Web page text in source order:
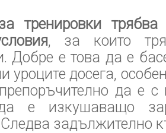
тренировки
, за които
Добре е това да е
уроците досега,
да е с
е изкушаващо
Следва задължително